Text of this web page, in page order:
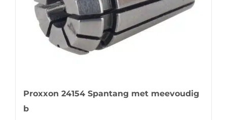
Proxxon 24154 Spantang met meevoudig
b